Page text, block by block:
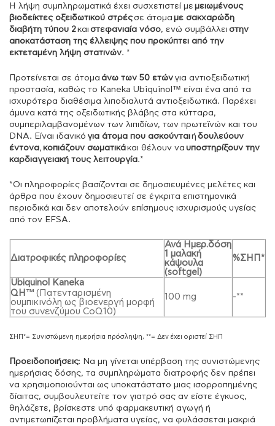
Η λήψη συμπληρωματικά έχει συσχετιστεί με μειωμένους
βιοδείκτες οξειδωτικού στρέςσε άτομα με σακχαρώδη
διαβήτη τύπου 2και στεφανιαία νόσο, ενώ συμβάλλει στην
αποκατάσταση της έλλειψης που προκύπτει από την
εκτεταμένη λήψη στατινών. *
Προτείνεται σε άτομα άνω των 50 ετών για αντιοξειδωτική
προστασία, καθώς το Kaneka Ubiquinol™ είναι ένα από τα
ισχυρότερα διαθέσιμα λιποδιαλυτά αντιοξειδωτικά. Παρέχει
άμυνα κατά της οξειδωτικής βλάβης στα κύτταρα,
συμπεριλαμβανομένων των λιπιδίων, των πρωτεϊνών και του
DNA. Είναι ιδανικό για άτομα που ασκούνταιή δουλεύουν
έντονα, κοπιάζουν σωματικάκαι θέλουν να υποστηρίξουν την
καρδιαγγειακή τους λειτουργία.*
*Οι πληροφορίες βασίζονται σε δημοσιευμένες μελέτες και
άρθρα που έχουν δημοσιευτεί σε έγκριτα επιστημονικά
περιοδικά και δεν αποτελούν επίσημους ισχυρισμούς υγείας
από τον EFSA.
Διατροφικές πληροφορίες
Ανά Ημερ.δόση
1 μαλακή
κάψουλα
(softgel)
%ΣΗΠ*
Ubiquinol Kaneka
QH™ (Πατενταρισμένη
ουμπικινόλη ως βιοενεργή μορφή
του συνενζύμου CoQ10)
100 mg -**
ΣΗΠ*= Συνιστώμενη ημερήσια πρόσληψη, **= Δεν έχει οριστεί ΣΗΠ
Προειδοποιήσεις: Να μη γίνεται υπέρβαση της συνιστώμενης
ημερήσιας δόσης, τα συμπληρώματα διατροφής δεν πρέπει
να χρησιμοποιούνται ως υποκατάστατο μιας ισορροπημένης
δίαιτας, συμβουλευτείτε τον γιατρό σας αν είστε έγκυος,
θηλάζετε, βρίσκεστε υπό φαρμακευτική αγωγή ή
αντιμετωπίζεται προβλήματα υγείας, να φυλάσσεται μακριά